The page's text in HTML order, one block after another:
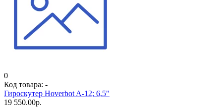
0
Код товара: -
Гироскутер Hoverbot A-12; 6,5"
19 550.00р.